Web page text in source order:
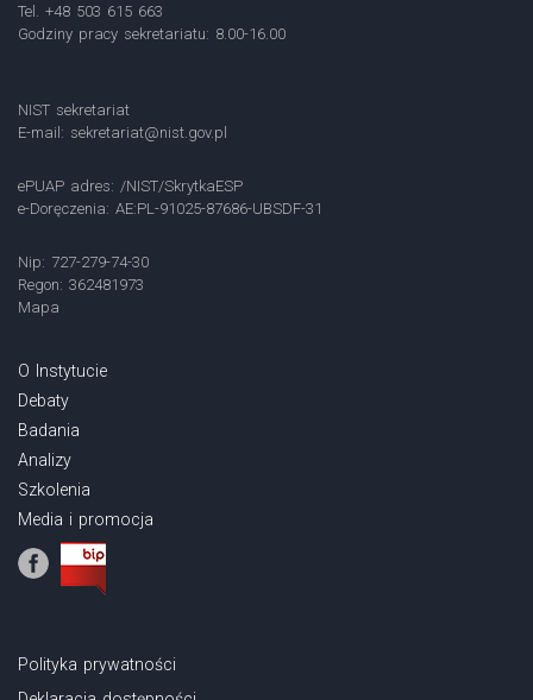
Tel. +48 503 615 663
Godziny pracy sekretariatu: 8.00-16.00
NIST sekretariat
E-mail: sekretariat@nist.gov.pl
ePUAP adres: /NIST/SkrytkaESP
e-Doręczenia: AE:PL-91025-87686-UBSDF-31
Nip: 727-279-74-30
Regon: 362481973
Mapa
O Instytucie
Debaty
Badania
Analizy
Szkolenia
Media i promocja
Polityka prywatności